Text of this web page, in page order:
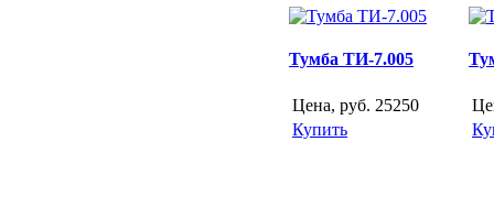
Тумба ТИ-7.005
Цена, руб. 25250
Купить